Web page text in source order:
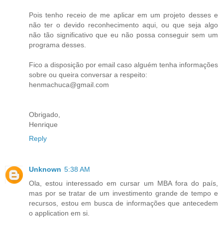
Pois tenho receio de me aplicar em um projeto desses e
não ter o devido reconhecimento aqui, ou que seja algo
não tão significativo que eu não possa conseguir sem um
programa desses.
Fico a disposição por email caso alguém tenha informações
sobre ou queira conversar a respeito:
henmachuca@gmail.com
Obrigado,
Henrique
Reply
Unknown 5:38 AM
Ola, estou interessado em cursar um MBA fora do país,
mas por se tratar de um investimento grande de tempo e
recursos, estou em busca de informações que antecedem
o application em si.